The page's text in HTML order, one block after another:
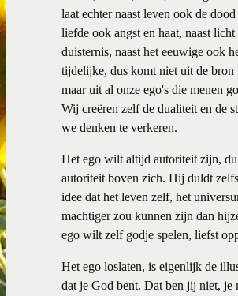
laat echter naast leven ook de
liefde ook angst en haat, naast
duisternis, naast het eeuwige ook
tijdelijke, dus komt niet uit de bron
maar uit al onze ego's die menen
Wij creëren zelf de dualiteit en de
we denken te verkeren.
Het ego wilt altijd autoriteit zijn,
autoriteit boven zich. Hij duldt
idee dat het leven zelf, het
machtiger zou kunnen zijn dan
ego wilt zelf godje spelen, liefst
Het ego loslaten, is eigenlijk de
dat je God bent. Dat ben jij niet, je